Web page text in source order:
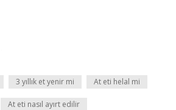
3 yıllık et yenir mi At eti helal mi
At eti nasıl ayırt edilir